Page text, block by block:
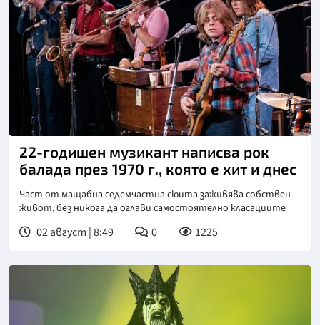
22-годишен музикант написва рок
балада през 1970 г., която е хит и днес
Част от мащабна седемчастна сюита заживява собствен
живот, без никога да оглави самостоятелно класациите
02 август | 8:49 0 1225